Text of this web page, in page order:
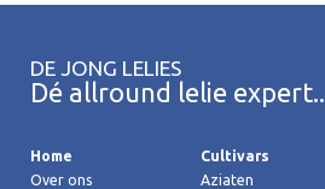
DE JONG LELIES
Dé allround lelie expert..
Home
Over ons
Cultivars
Aziaten